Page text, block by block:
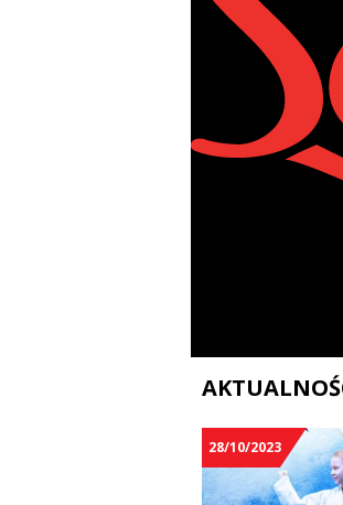
28/10/2023